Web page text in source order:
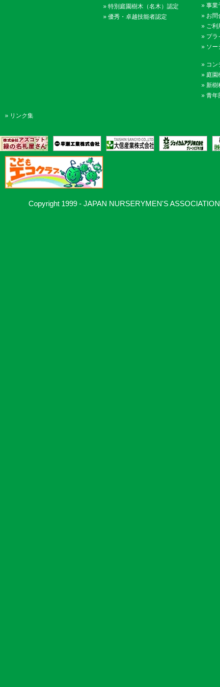
» 特別庭園樹木（名木）認定
» 優秀・卓越技能者認定
» 事業
» お問
» ご利
» プラ
» ソー
» コン
» 庭園
» 新樹
» 青年
» リンク集
Copyright 1999 - JAPAN NURSERYMEN'S